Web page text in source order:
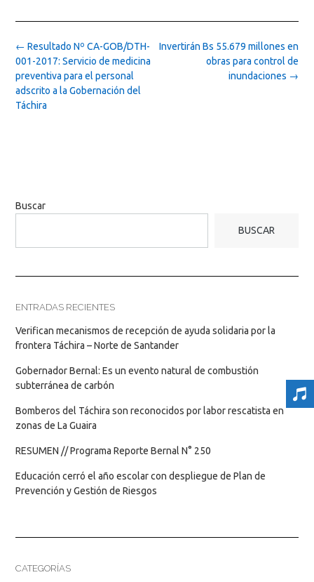
Post
navigation
Invertirán Bs 55.679 millones en
obras para control de
inundaciones →
← Resultado Nº CA-GOB/DTH-
001-2017: Servicio de medicina
preventiva para el personal
adscrito a la Gobernación del
Táchira
Buscar
BUSCAR
ENTRADAS RECIENTES
Verifican mecanismos de recepción de ayuda solidaria por la
frontera Táchira – Norte de Santander
Gobernador Bernal: Es un evento natural de combustión
subterránea de carbón
Bomberos del Táchira son reconocidos por labor rescatista en
zonas de La Guaira
RESUMEN // Programa Reporte Bernal N° 250
Educación cerró el año escolar con despliegue de Plan de
Prevención y Gestión de Riesgos
CATEGORÍAS